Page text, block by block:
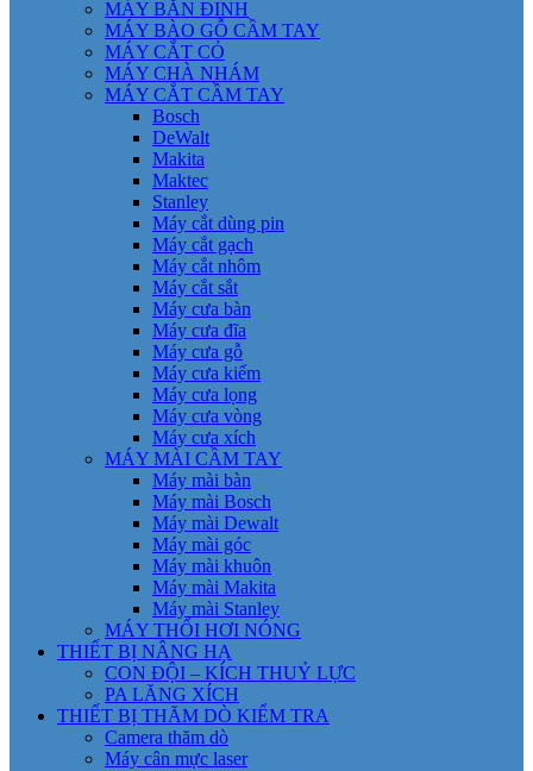
MÁY BẮN ĐINH
MÁY BÀO GỖ CẦM TAY
MÁY CẮT CỎ
MÁY CHÀ NHÁM
MÁY CẮT CẦM TAY
Bosch
DeWalt
Makita
Maktec
Stanley
Máy cắt dùng pin
Máy cắt gạch
Máy cắt nhôm
Máy cắt sắt
Máy cưa bàn
Máy cưa đĩa
Máy cưa gỗ
Máy cưa kiếm
Máy cưa lọng
Máy cưa vòng
Máy cưa xích
MÁY MÀI CẦM TAY
Máy mài bàn
Máy mài Bosch
Máy mài Dewalt
Máy mài góc
Máy mài khuôn
Máy mài Makita
Máy mài Stanley
MÁY THỔI HƠI NÓNG
THIẾT BỊ NÂNG HẠ
CON ĐỘI – KÍCH THUỶ LỰC
PA LĂNG XÍCH
THIẾT BỊ THĂM DÒ KIỂM TRA
Camera thăm dò
Máy cân mực laser